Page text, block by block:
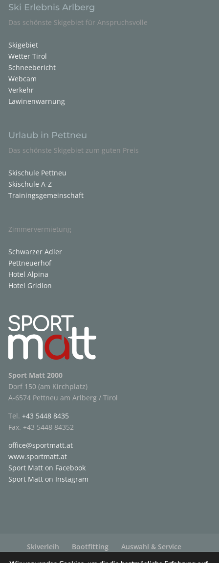
Ski Erlebnis Arlberg
Das schönste Skigebiet für Anspruchsvolle
Skigebiet
Wetter Tirol
Schneebericht
Webcam
Verkehr
Lawinenwarnung
Urlaub in Pettneu
Das schönste Skigebiet zum guten Preis
Skischule Pettneu
Skischule A-Z
Trainingsgemeinschaft
Zimmervermietung
Schwarzer Adler
Pettneuerhof
Hotel Alpina
Hotel Gridlon
Sport Matt 2000
Dorf 150 (am Kirchplatz)
A-6574 Pettneu am Arlberg / Tirol
Tel.+43 5448 8435
Fax. +43 5448 84352
office@sportmatt.at
www.sportmatt.at
Sport Matt on Facebook
Sport Matt on Instagram
Skiverleih Bootfitting
Auswahl & Service